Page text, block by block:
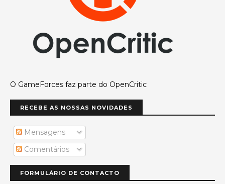
O GameForces faz parte do OpenCritic
RECEBE AS NOSSAS NOVIDADES
Mensagens
Comentários
FORMULÁRIO DE CONTACTO